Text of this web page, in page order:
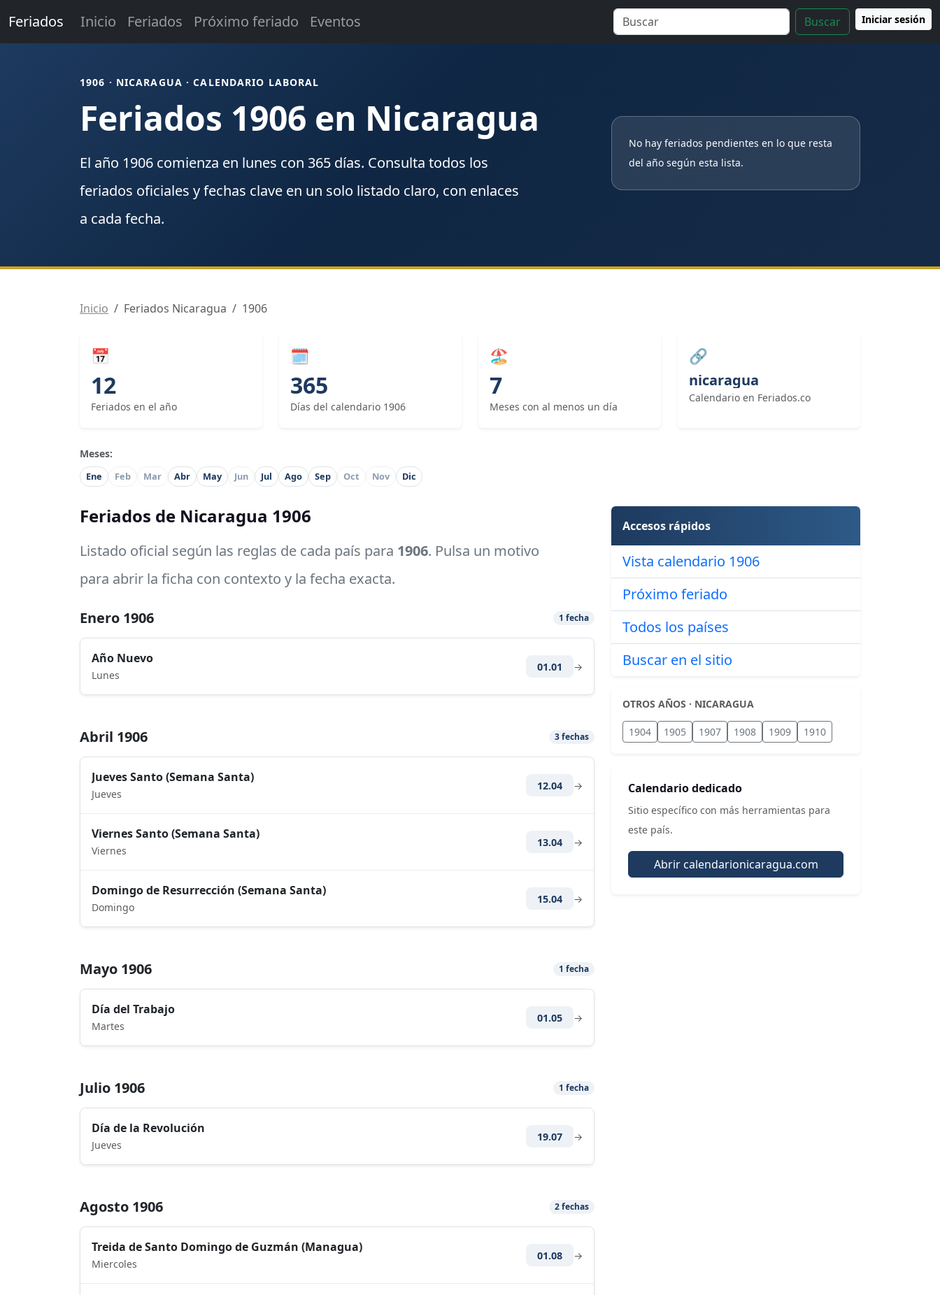
Feriados Inicio Feriados Próximo feriado Eventos Buscar Iniciar sesión
1906 · NICARAGUA · CALENDARIO LABORAL
Feriados 1906 en Nicaragua
El año 1906 comienza en lunes con 365 días. Consulta todos los
feriados oficiales y fechas clave en un solo listado claro, con enlaces
a cada fecha.
No hay feriados pendientes en lo que resta
del año según esta lista.
Inicio Feriados Nicaragua 1906
📅
12
Feriados en el año
🗓
365
Días del calendario 1906
🏖
7
Meses con al menos un día
🔗
nicaragua
Calendario en Feriados.co
Meses:
Ene Feb Mar Abr May Jun Jul Ago Sep Oct Nov Dic
Feriados de Nicaragua 1906
Listado oficial según las reglas de cada país para 1906. Pulsa un motivo
para abrir la ficha con contexto y la fecha exacta.
Enero 1906 1 fecha
Año Nuevo
Lunes
01.01 →
Abril 1906 3 fechas
Jueves Santo (Semana Santa)
Jueves
12.04 →
Viernes Santo (Semana Santa)
Viernes
13.04 →
Domingo de Resurrección (Semana Santa)
Domingo
15.04 →
Mayo 1906 1 fecha
Día del Trabajo
Martes
01.05 →
Julio 1906 1 fecha
Día de la Revolución
Jueves
19.07 →
Agosto 1906 2 fechas
Treida de Santo Domingo de Guzmán (Managua)
Miercoles
01.08 →
Accesos rápidos
Vista calendario 1906
Próximo feriado
Todos los países
Buscar en el sitio
OTROS AÑOS · NICARAGUA
1904 1905 1907 1908 1909 1910
Calendario dedicado
Sitio específico con más herramientas para
este país.
Abrir calendarionicaragua.com